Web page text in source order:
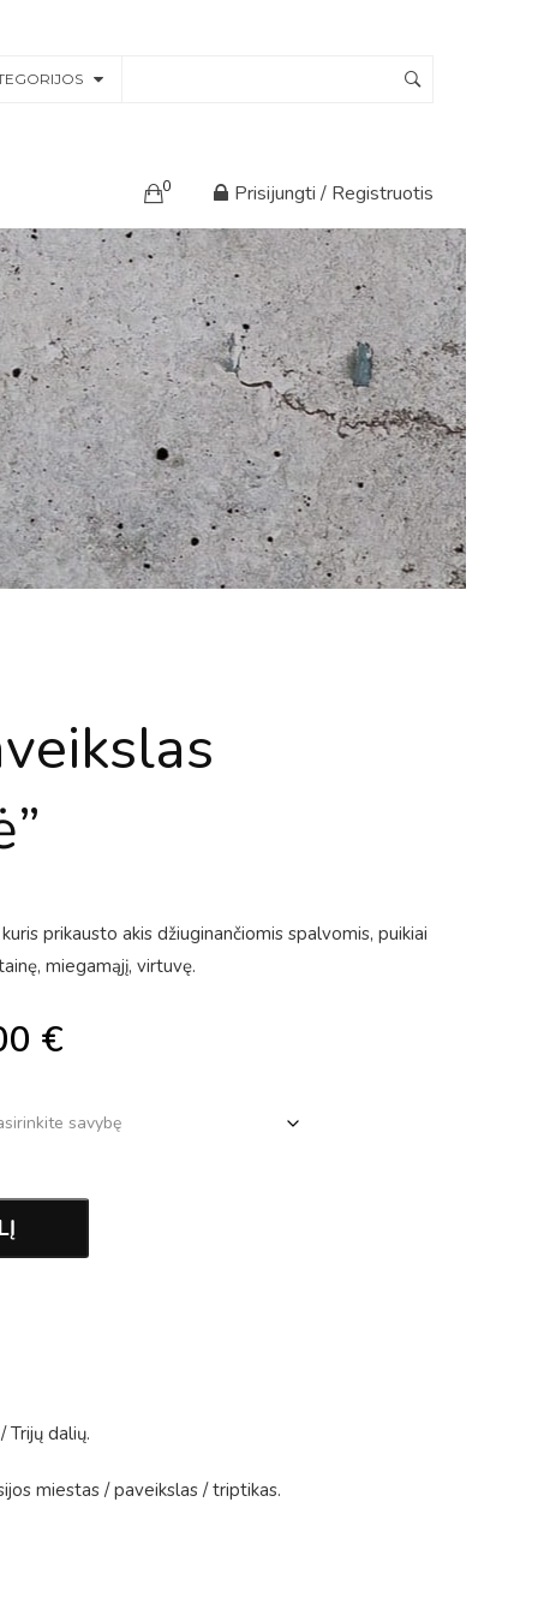
0 Prisijungti / Registruotis
prikausto akis džiuginančiomis spalvomis, puikiai
miegamąjį, virtuvę.
€
/Trijų dalių.
miestas/paveikslas /triptikas.